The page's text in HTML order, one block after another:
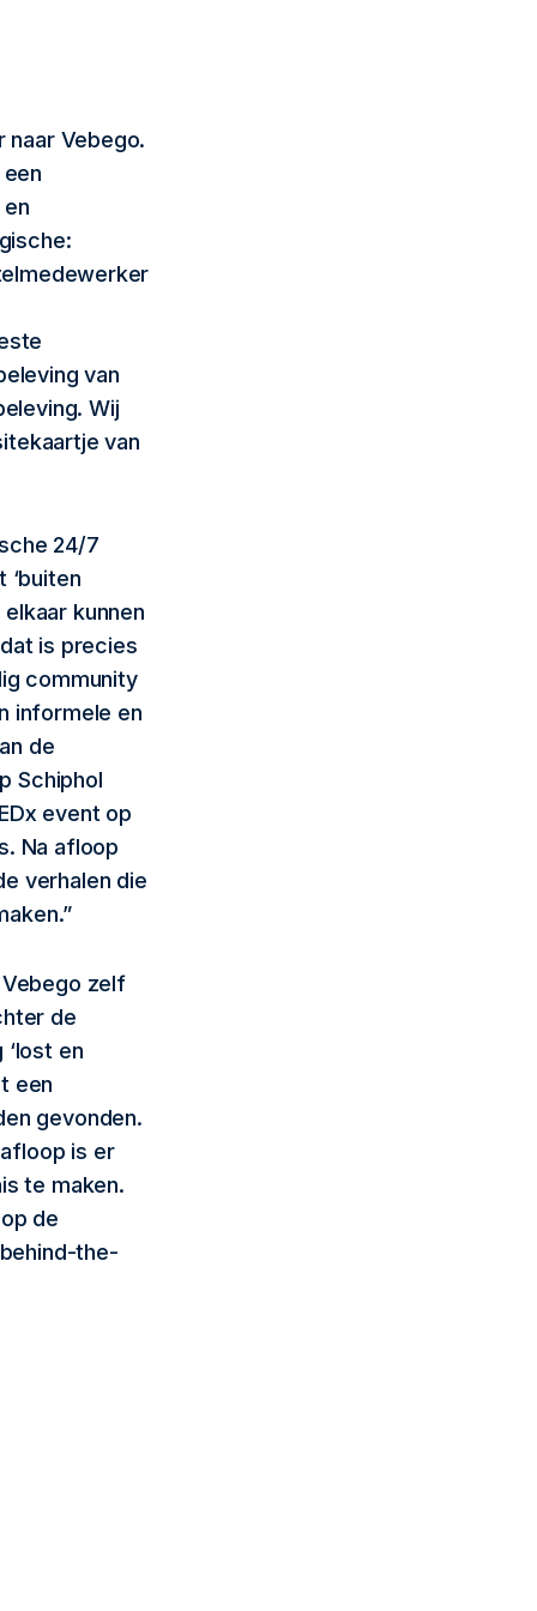
naar Vebego.
van
Wij
van
24/7
‘buiten
kunnen
is precies
community
informele en
de
Schiphol
event op
Na afloop
verhalen die
Vebego zelf
de
en
een
gevonden.
is er
te maken.
de
the-